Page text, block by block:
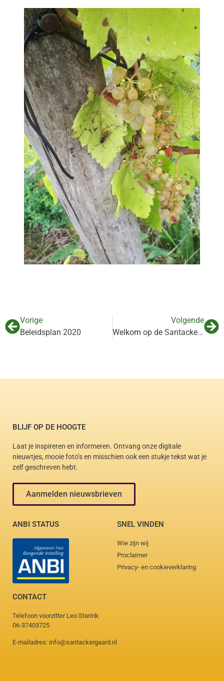
Vorige
Beleidsplan 2020
Volgende
Welkom op de Santackergaard op 5 oktober
BLIJF OP DE HOOGTE
Laat je inspireren en informeren. Ontvang onze digitale
nieuwtjes, mooie foto’s en misschien ook een stukje tekst wat je
zelf geschreven hebt.
Aanmelden nieuwsbrieven
ANBI STATUS SNEL VINDEN
Wie zijn wij
Proclaimer
Privacy- en cookieverklaring
CONTACT
Telefoon voorzitter Leo Starink:
06-37403725
E-mailadres: info@santackergaard.nl